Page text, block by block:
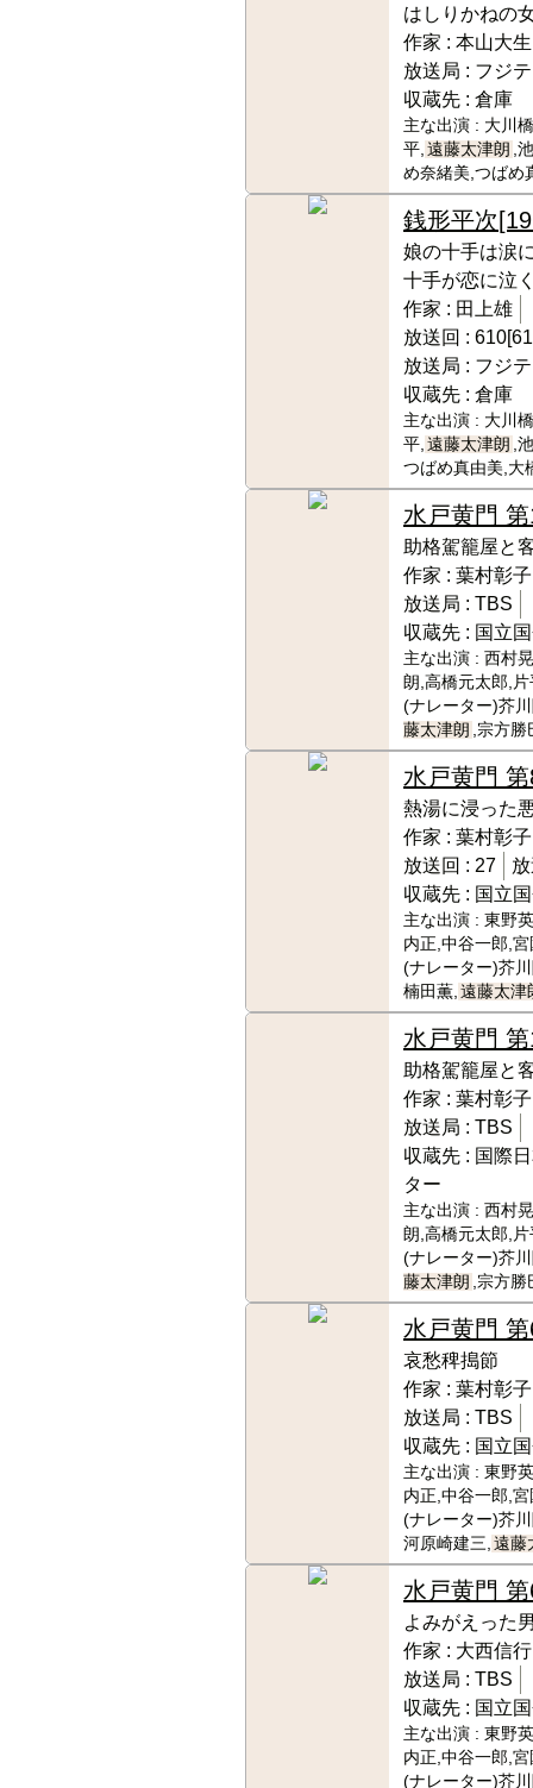
はしりかねの
作家 : 本山大生
放送局 : フジ
収蔵先 : 倉庫
主な出演 : 大川
平, 遠藤太津朗 ,
め奈緒美,つばめ
銭形平次
娘の十手は涙
十手が恋に泣
作家 : 田上雄
放送回 :
放送局 : フジ
収蔵先 : 倉庫
主な出演 : 大川
平, 遠藤太津朗 ,
つばめ真由美,大
水戸黄門
助格駕籠屋と
作家 : 葉村彰子
放送局 : TBS
収蔵先 : 国立
主な出演 : 西村
朗,高橋元太郎,
(ナレーター)芥
藤太津朗 ,宗方勝
水戸黄門
熱湯に浸った
作家 : 葉村彰
放送回 : 27
収蔵先 : 国立
主な出演 : 東野
内正,中谷一郎,
(ナレーター)芥
楠田薫, 遠藤太津
水戸黄門
助格駕籠屋と
作家 : 葉村彰子
放送局 : TBS
収蔵先 : 国際
ター
主な出演 : 西村
朗,高橋元太郎,
(ナレーター)芥
藤太津朗 ,宗方勝
水戸黄門
哀愁稗搗節
作家 : 葉村彰子
放送局 : TBS
収蔵先 : 国立
主な出演 : 東野
内正,中谷一郎,
(ナレーター)芥
河原崎建三, 遠藤
水戸黄門
よみがえった
作家 : 大西信行
放送局 : TBS
収蔵先 : 国立
主な出演 : 東野
内正,中谷一郎,
(ナレーター)芥